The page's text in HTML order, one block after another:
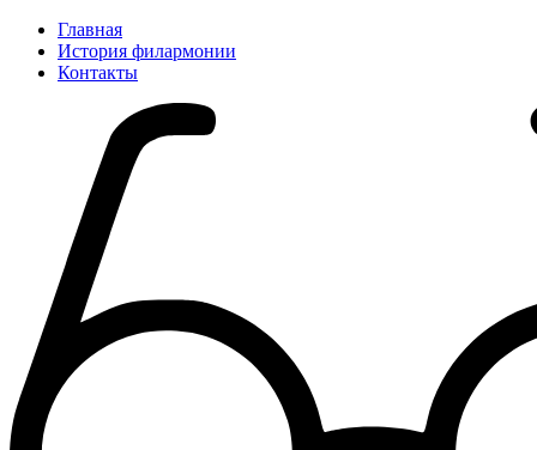
Главная
История филармонии
Контакты